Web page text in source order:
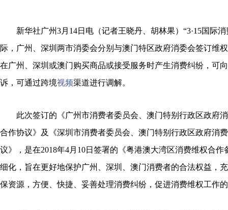
新华社广州3月14日电（记者王晓丹、胡林果）“3·15国际
际，广州、深圳两市消委会分别与澳门特区政府消委会签订维
在广州、深圳或澳门购买商品或接受服务时产生消费纠纷，可
诉，可通过跨境视频渠道进行调解。
此次签订的《广州市消费者委员会、澳门特别行政区政府
合作协议》及《深圳市消费者委员会、澳门特别行政区政府消
议》，是在2018年4月10日签署的《粤港澳大湾区消费维权合
细化，旨在更好地保护广州、深圳、澳门消费者的合法权益，
保资源，方便、快捷、妥善处理消费纠纷，促进消费维权工作